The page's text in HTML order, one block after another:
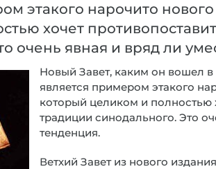
этакого нарочито
хочет
очень явная и вряд ли
Новый Завет, каким он вошел
является примером этакого
который целиком и полностью
традиции синодального. Это
тенденция.
Ветхий Завет из нового